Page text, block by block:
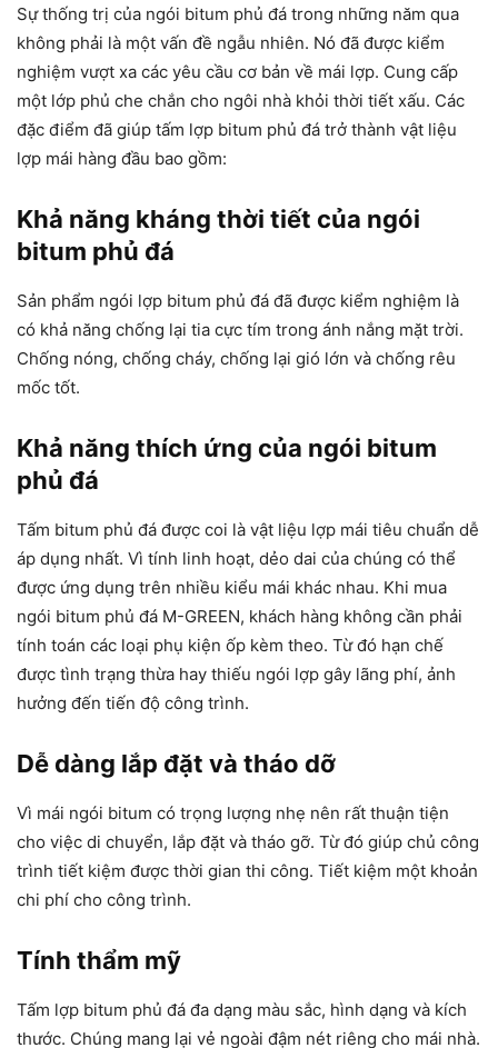
Sự thống trị của ngói bitum phủ đá trong những năm qua
không phải là một vấn đề ngẫu nhiên. Nó đã được kiểm
nghiệm vượt xa các yêu cầu cơ bản về mái lợp. Cung cấp
một lớp phủ che chắn cho ngôi nhà khỏi thời tiết xấu. Các
đặc điểm đã giúp tấm lợp bitum phủ đá trở thành vật liệu
lợp mái hàng đầu bao gồm:
Khả năng kháng thời tiết của ngói
bitum phủ đá
Sản phẩm ngói lợp bitum phủ đá đã được kiểm nghiệm là
có khả năng chống lại tia cực tím trong ánh nắng mặt trời.
Chống nóng, chống cháy, chống lại gió lớn và chống rêu
mốc tốt.
Khả năng thích ứng của ngói bitum
phủ đá
Tấm bitum phủ đá được coi là vật liệu lợp mái tiêu chuẩn dễ
áp ​​dụng nhất. Vì tính linh hoạt, dẻo dai của chúng có thể
được ứng dụng trên nhiều kiểu mái khác nhau. Khi mua
ngói bitum phủ đá M-GREEN, khách hàng không cần phải
tính toán các loại phụ kiện ốp kèm theo. Từ đó hạn chế
được tình trạng thừa hay thiếu ngói lợp gây lãng phí, ảnh
hưởng đến tiến độ công trình.
Dễ dàng lắp đặt và tháo dỡ
Vì mái ngói bitum có trọng lượng nhẹ nên rất thuận tiện
cho việc di chuyển, lắp đặt và tháo gỡ. Từ đó giúp chủ công
trình tiết kiệm được thời gian thi công. Tiết kiệm một khoản
chi phí cho công trình.
Tính thẩm mỹ
Tấm lợp bitum phủ đá đa dạng màu sắc, hình dạng và kích
thước. Chúng mang lại vẻ ngoài đậm nét riêng cho mái nhà.